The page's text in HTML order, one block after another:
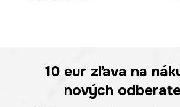
10 eur zľava na
nových